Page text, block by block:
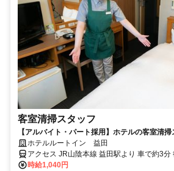
客室清掃スタッフ
【アルバイト・パート採用】ホテルの客室清
帰・未経験歓迎！主婦(夫)さん活躍中
ホテルルートイン 益田
アクセス JR山陰本線 益田駅より 車で約3分
時給1,040円